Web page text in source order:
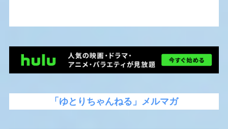
「ゆとりちゃんねる」メルマガ